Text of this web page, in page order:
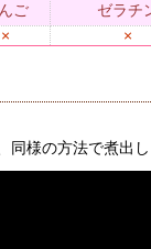
ご
ゼラチ
× ×
様の方法で煮出し